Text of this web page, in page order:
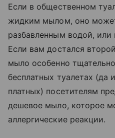
Если в общественном
жидким мылом, оно
разбавленным водой, или
Если вам достался
мыло особенно
бесплатных туалетах (да
платных) посетителям
дешевое мыло, которое
аллергические реакции.